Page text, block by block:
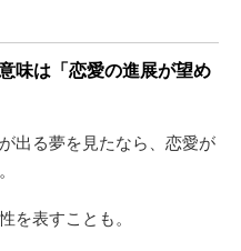
味は「恋愛の進展が望め
出る夢を見たなら、恋愛が
を表すことも。